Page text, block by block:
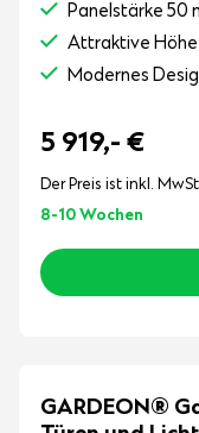
Panelstärke 50
Attraktive Höhe
Modernes
5 919,- €
Der Preis ist inkl.
8-10 Wochen
GARDEON®